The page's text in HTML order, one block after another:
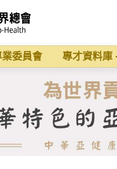
委員會 專才資料庫